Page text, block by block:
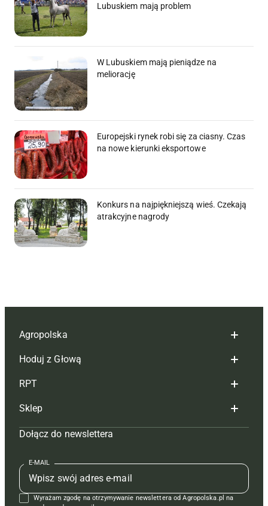
Lubuskiem mają problem
W Lubuskiem mają pieniądze na
meliorację
Europejski rynek robi się za ciasny. Czas
na nowe kierunki eksportowe
Konkurs na najpiękniejszą wieś. Czekają
atrakcyjne nagrody
Agropolska
Redakcja
Reklama
Tagi
Mapa serwisu
Kontakt
Regulamin
Hoduj z Głową
Hoduj z głową bydło
Hoduj z głową świnie
Prenumerata
Redakcja
Kontakt
RPT
Redakcja
Prenumerata
Reklama
Kontakt
Sklep
Czasopisma i prenumerata
Książki
Regulamin
Dołącz do newslettera
E-MAIL
Wyrażam zgodę na otrzymywanie newslettera od Agropolska.pl na